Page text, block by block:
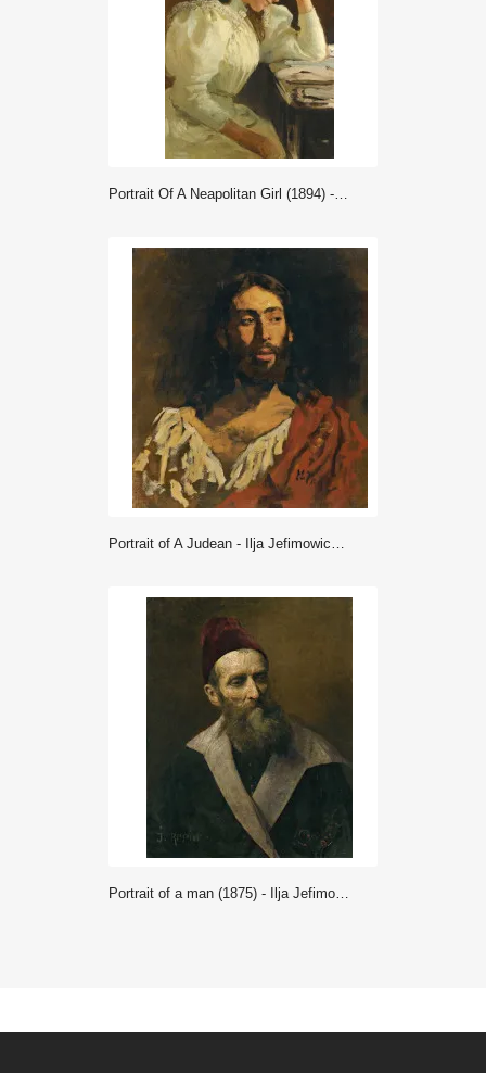
Portrait Of A Neapolitan Girl (1894) - Ilja Jefimowicz Repin
Portrait of A Judean - Ilja Jefimowicz Repin
Portrait of a man (1875) - Ilja Jefimowicz Repin